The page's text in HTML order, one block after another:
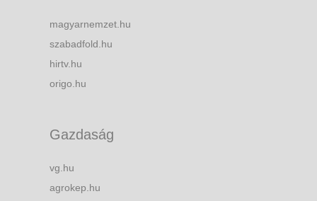
magyarnemzet.hu
szabadfold.hu
hirtv.hu
origo.hu
Gazdaság
vg.hu
agrokep.hu